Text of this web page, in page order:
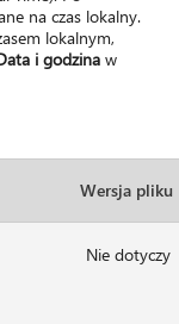
na czas lokalny.
lokalnym,
i godzina w
Wersja pliku
Nie dotyczy